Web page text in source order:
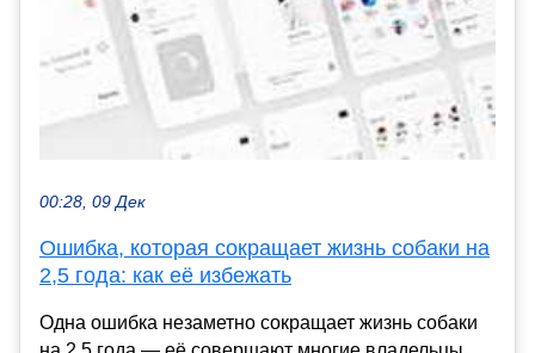
00:28, 09 Дек
Ошибка, которая сокращает жизнь собаки на
2,5 года: как её избежать
Одна ошибка незаметно сокращает жизнь собаки